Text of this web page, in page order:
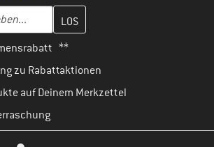
Adresse ein und erstelle im nächsten
**
zu Rabattaktionen
auf Deinem Merkzettel